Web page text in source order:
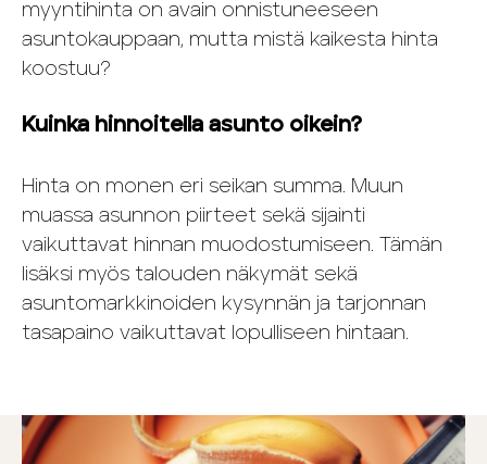
myyntihinta on avain onnistuneeseen
asuntokauppaan, mutta mistä kaikesta hinta
koostuu?
Kuinka hinnoitella asunto oikein?
Hinta on monen eri seikan summa. Muun
muassa asunnon piirteet sekä sijainti
vaikuttavat hinnan muodostumiseen. Tämän
lisäksi myös talouden näkymät sekä
asuntomarkkinoiden kysynnän ja tarjonnan
tasapaino vaikuttavat lopulliseen hintaan.